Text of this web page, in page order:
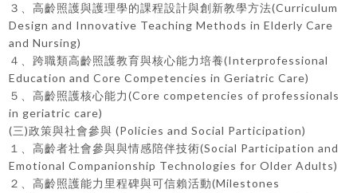
３、高齡照護與護理學的課程設計與創新教學方法(Curriculum
Design and Innovative Teaching Methods in Elderly Care
and Nursing)
４、跨職類高齡照護教育與核心能力培養(Interprofessional
Education and Core Competencies in Geriatric Care)
５、高齡照護核心能力(Core competencies of professionals
in geriatric care)
(三)政策與社會參與 (Policies and Social Participation)
１、高齡者社會參與與情感陪伴技術(Social Participation and
Emotional Companionship Technologies for Older Adults)
２、高齡照護能力里程碑與可信賴活動(Milestones